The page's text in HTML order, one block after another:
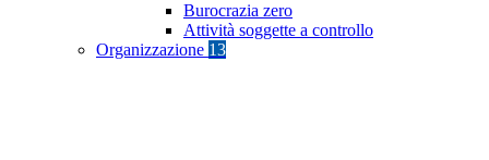
Burocrazia zero
Attività soggette a controllo
Organizzazione 13